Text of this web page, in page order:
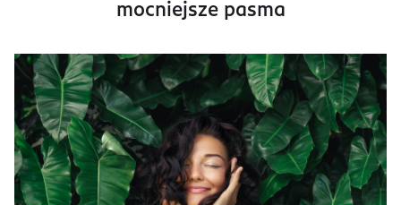
mocniejsze pasma